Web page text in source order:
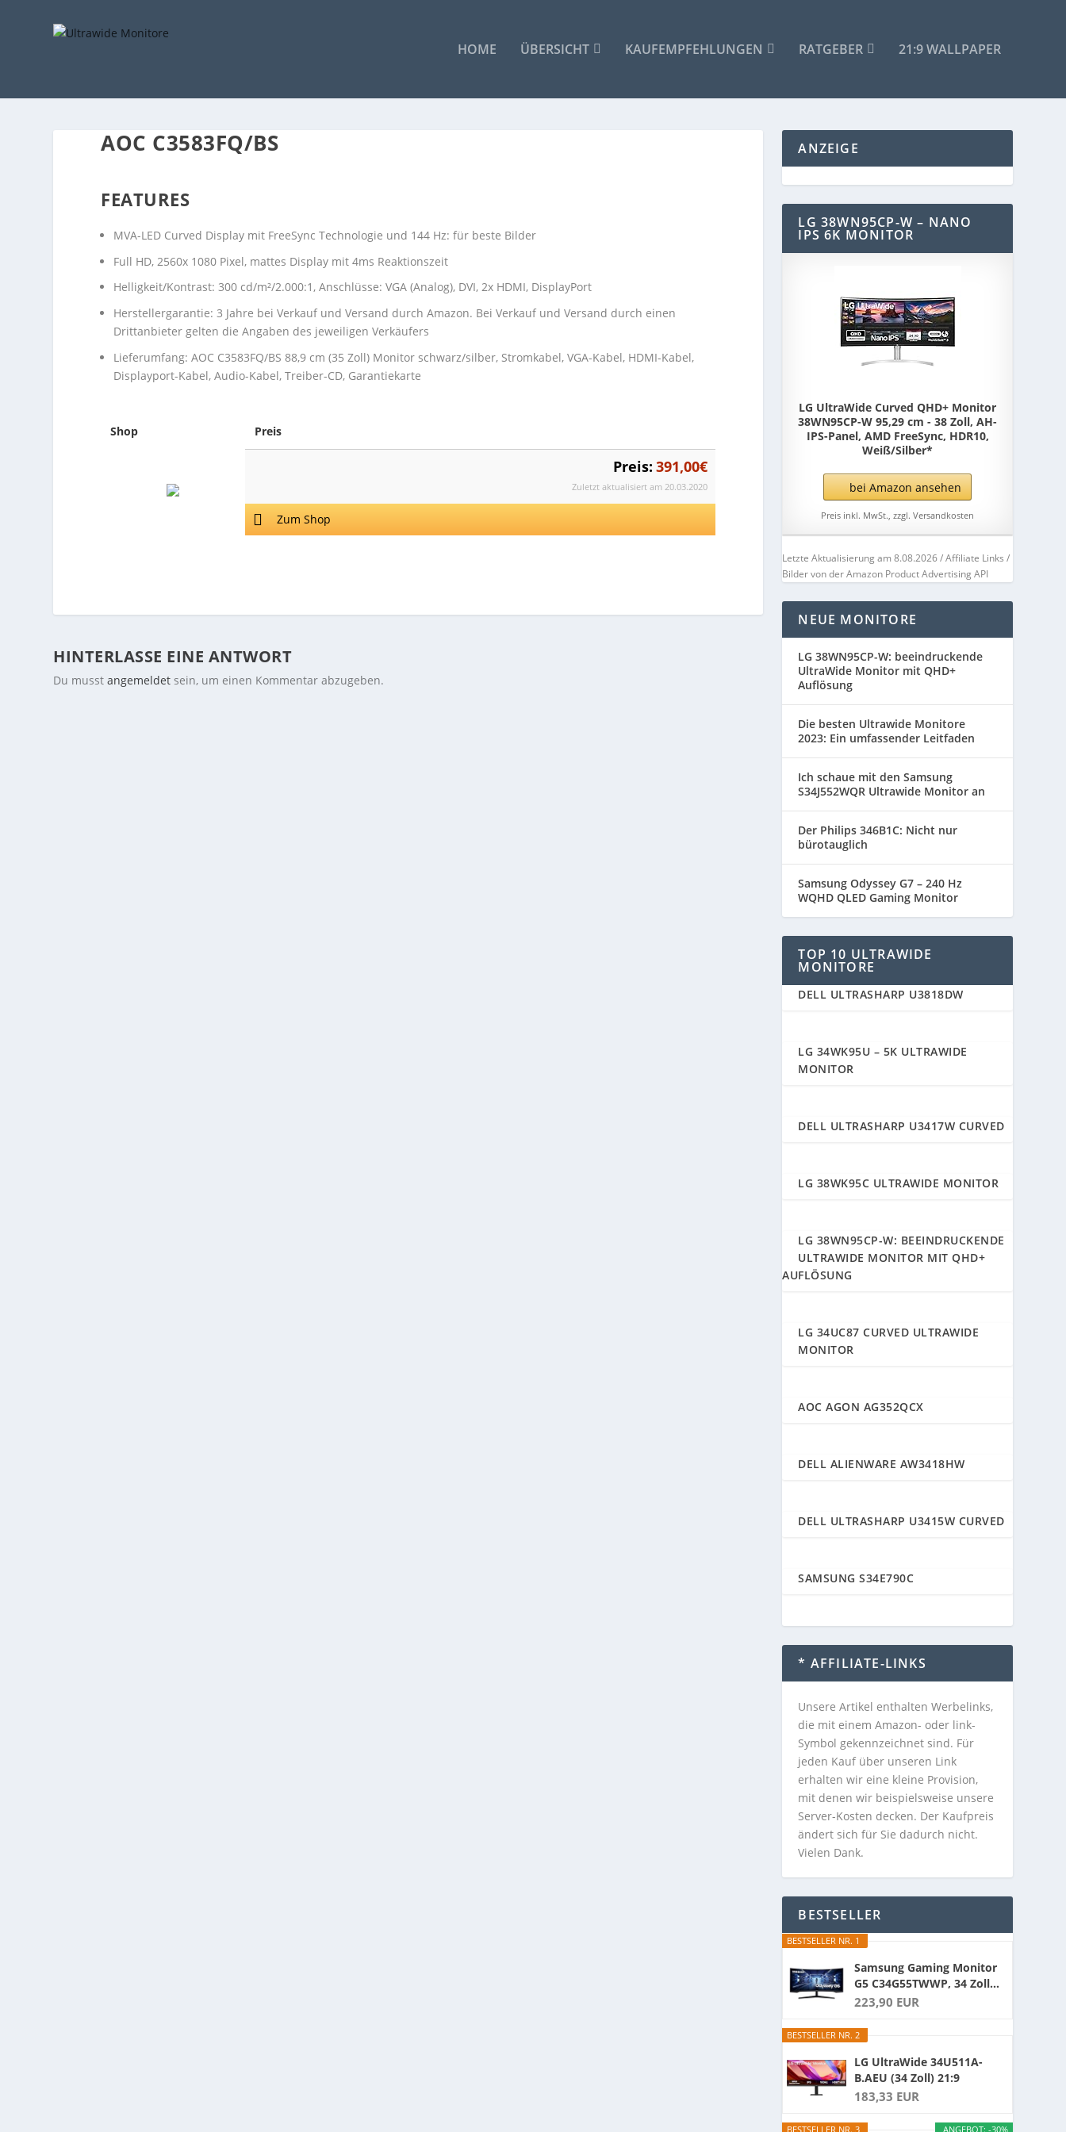
HOME ÜBERSICHT KAUFEMPFEHLUNGEN RATGEBER 21:9 WALLPAPER
AOC C3583FQ/BS
FEATURES
MVA-LED Curved Display mit FreeSync Technologie und 144 Hz: für beste Bilder
Full HD, 2560x 1080 Pixel, mattes Display mit 4ms Reaktionszeit
Helligkeit/Kontrast: 300 cd/m²/2.000:1, Anschlüsse: VGA (Analog), DVI, 2x HDMI, DisplayPort
Herstellergarantie: 3 Jahre bei Verkauf und Versand durch Amazon. Bei Verkauf und Versand durch einen
Drittanbieter gelten die Angaben des jeweiligen Verkäufers
Lieferumfang: AOC C3583FQ/BS 88,9 cm (35 Zoll) Monitor schwarz/silber, Stromkabel, VGA-Kabel, HDMI-Kabel,
Displayport-Kabel, Audio-Kabel, Treiber-CD, Garantiekarte
Shop Preis
Preis: 391,00€
Zuletzt aktualisiert am 20.03.2020
Zum Shop
HINTERLASSE EINE ANTWORT
Du musstangemeldet sein, um einen Kommentar abzugeben.
ANZEIGE
LG 38WN95CP-W – NANO
IPS 6K MONITOR
LG UltraWide Curved QHD+ Monitor
38WN95CP-W 95,29 cm - 38 Zoll, AH-
IPS-Panel, AMD FreeSync, HDR10,
Weiß/Silber*
bei Amazon ansehen
Preis inkl. MwSt., zzgl. Versandkosten
Letzte Aktualisierung am 8.08.2026 / Affiliate Links /
Bilder von der Amazon Product Advertising API
NEUE MONITORE
LG 38WN95CP-W: beeindruckende
UltraWide Monitor mit QHD+
Auflösung
Die besten Ultrawide Monitore
2023: Ein umfassender Leitfaden
Ich schaue mit den Samsung
S34J552WQR Ultrawide Monitor an
Der Philips 346B1C: Nicht nur
bürotauglich
Samsung Odyssey G7 – 240 Hz
WQHD QLED Gaming Monitor
TOP 10 ULTRAWIDE
MONITORE
DELL ULTRASHARP U3818DW
LG 34WK95U – 5K ULTRAWIDE
MONITOR
DELL ULTRASHARP U3417W CURVED
LG 38WK95C ULTRAWIDE MONITOR
LG 38WN95CP-W: BEEINDRUCKENDE
ULTRAWIDE MONITOR MIT QHD+
AUFLÖSUNG
LG 34UC87 CURVED ULTRAWIDE
MONITOR
AOC AGON AG352QCX
DELL ALIENWARE AW3418HW
DELL ULTRASHARP U3415W CURVED
SAMSUNG S34E790C
* AFFILIATE-LINKS
Unsere Artikel enthalten Werbelinks,
die mit einem Amazon- oder link-
Symbol gekennzeichnet sind. Für
jeden Kauf über unseren Link
erhalten wir eine kleine Provision,
mit denen wir beispielsweise unsere
Server-Kosten decken. Der Kaufpreis
ändert sich für Sie dadurch nicht.
Vielen Dank.
BESTSELLER
BESTSELLER NR. 1
Samsung Gaming Monitor
G5 C34G55TWWP, 34 Zoll...
223,90 EUR
BESTSELLER NR. 2
LG UltraWide 34U511A-
B.AEU (34 Zoll) 21:9
UWFHD...
183,33 EUR
ANGEBOT: -30%
BESTSELLER NR. 3